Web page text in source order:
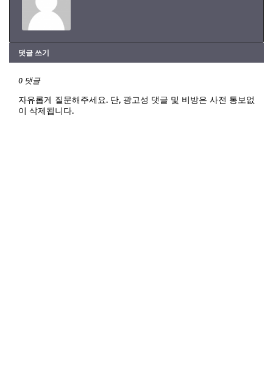
댓글 쓰기
0 댓글
자유롭게 질문해주세요. 단, 광고성 댓글 및 비방은 사전 통보없
이 삭제됩니다.